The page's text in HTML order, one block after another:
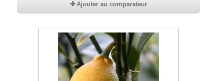
Ajouter au comparateur